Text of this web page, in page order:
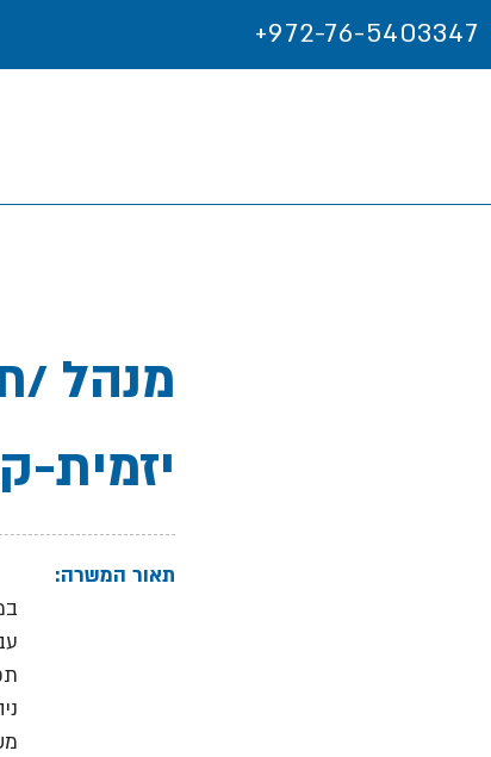
+972-76-5403347
מנהל /
יזמית-
תאור המשרה: